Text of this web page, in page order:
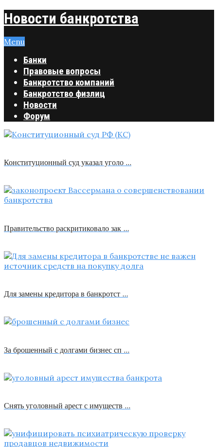
Новости банкротства
Menu
Банки
Правовые вопросы
Банкротство компаний
Банкротство физлиц
Новости
Форум
Конституционный суд указал уголо …
Правительство раскритиковало зак …
Для замены кредитора в банкротст …
За брошенный с долгами бизнес сп …
Снять уголовный арест с имуществ …